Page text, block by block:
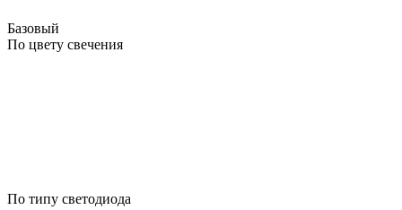
Базовый
По цвету свечения
По типу светодиода